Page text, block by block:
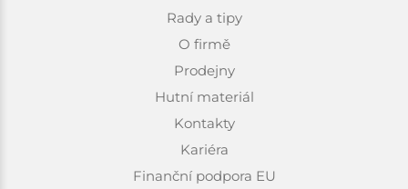
Rady a tipy
O firmě
Prodejny
Hutní materiál
Kontakty
Kariéra
Finanční podpora EU